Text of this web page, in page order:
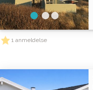
1 anmeldelse